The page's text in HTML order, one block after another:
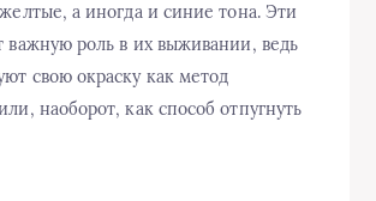
а иногда и синие тона. Эти
важную роль в их выживании, ведь
свою окраску как метод
наоборот, как способ отпугнуть